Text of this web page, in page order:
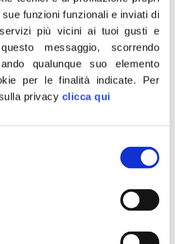
funzioni funzionali e inviati di
più vicini ai tuoi gusti e
messaggio, scorrendo
qualunque suo elemento
per le finalità indicate. Per
privacy clicca qui
stuprata e marito pestato.
porta l’assenza dello Stato, il
ordine e di pene severe per chi
Solidarietà […]